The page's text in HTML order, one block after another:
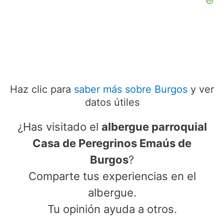
Haz clic para saber más sobre Burgos y ver
datos útiles
¿Has visitado el albergue parroquial
Casa de Peregrinos Emaús de
Burgos?
Comparte tus experiencias en el
albergue.
Tu opinión ayuda a otros.